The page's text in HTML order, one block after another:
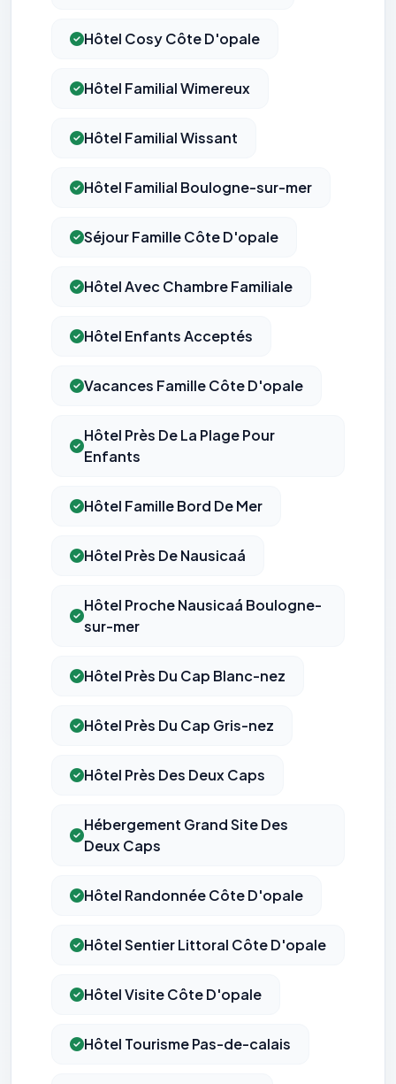
Hôtel Cosy Côte D'opale
Hôtel Familial Wimereux
Hôtel Familial Wissant
Hôtel Familial Boulogne-sur-mer
Séjour Famille Côte D'opale
Hôtel Avec Chambre Familiale
Hôtel Enfants Acceptés
Vacances Famille Côte D'opale
Hôtel Près De La Plage Pour
Enfants
Hôtel Famille Bord De Mer
Hôtel Près De Nausicaá
Hôtel Proche Nausicaá Boulogne-
sur-mer
Hôtel Près Du Cap Blanc-nez
Hôtel Près Du Cap Gris-nez
Hôtel Près Des Deux Caps
Hébergement Grand Site Des
Deux Caps
Hôtel Randonnée Côte D'opale
Hôtel Sentier Littoral Côte D'opale
Hôtel Visite Côte D'opale
Hôtel Tourisme Pas-de-calais